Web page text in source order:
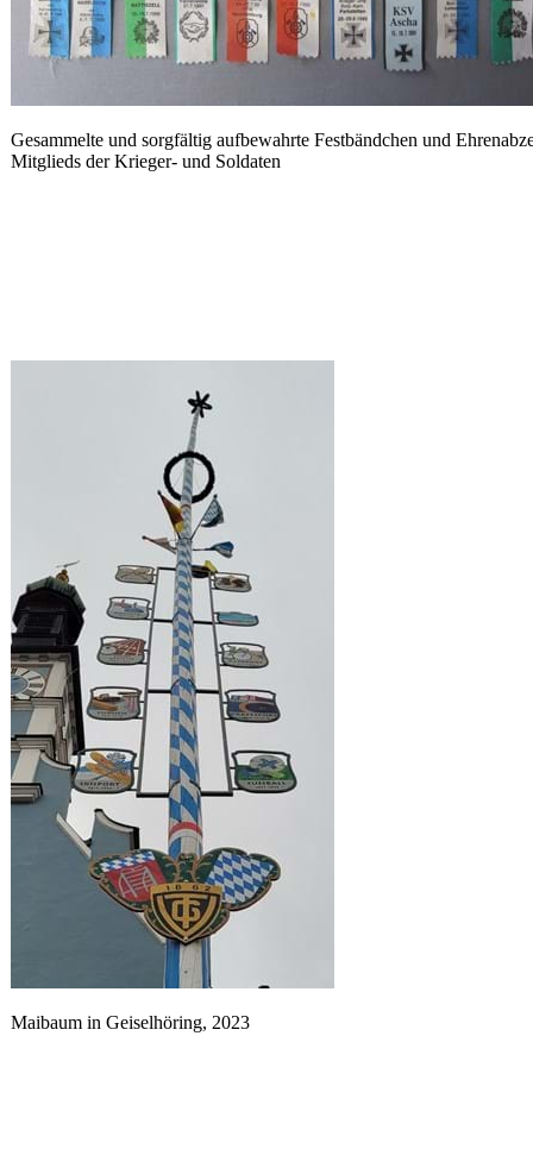
Gesammelte und sorgfältig aufbewahrte Festbändchen und
Mitglieds der Krieger- und Soldaten
Maibaum in Geiselhöring, 2023